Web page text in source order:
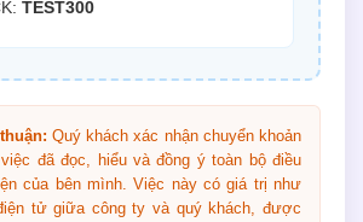
TEST300
Quý khách xác nhận chuyển khoản
đã đọc, hiểu và đồng ý toàn bộ điều
của bên mình. Việc này có giá trị như
tử giữa công ty và quý khách, được